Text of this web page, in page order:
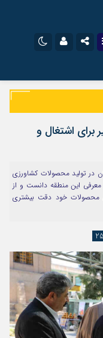
اپلیکیشن
برای اشتغال و
در تولید محصولات کشاورزی
این منطقه دانست و از
محصولات خود دقت بیشتری